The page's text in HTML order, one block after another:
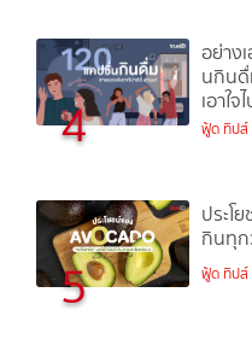
4
อย่าง
นกินดื่
เอาใจ
ฟู้ด ทิปส์
5
ประโ
กินทุก
ฟู้ด ทิปส์